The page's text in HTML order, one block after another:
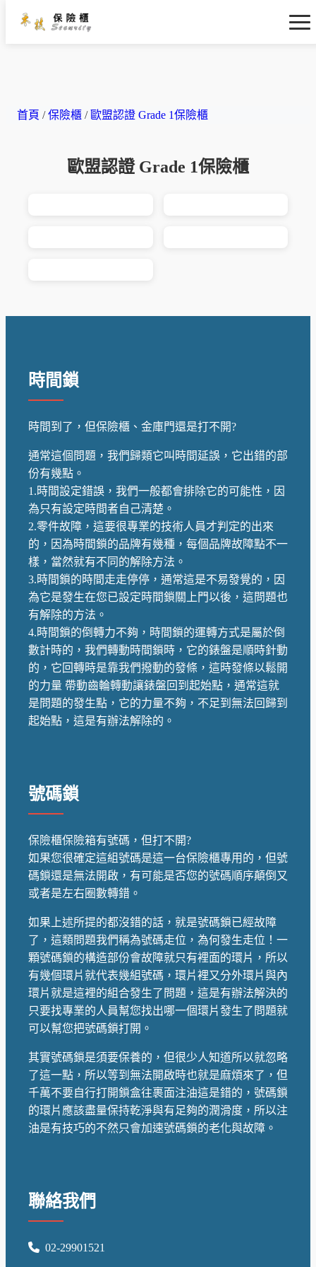
首頁 /保險櫃 / 歐盟認證 Grade 1保險櫃
歐盟認證 Grade 1保險櫃
PROMET 防火防盜保
PROMET 防火防盜保
時間鎖
時間到了，但保險櫃、金庫門還是打不開?
通常這個問題，我們歸類它叫時間延誤，它出錯的部
份有幾點。
1.時間設定錯誤，我們一般都會排除它的可能性，因
為只有設定時間者自己清楚。
2.零件故障，這要很專業的技術人員才判定的出來
的，因為時間鎖的品牌有幾種，每個品牌故障點不一
樣，當然就有不同的解除方法。
3.時間鎖的時間走走停停，通常這是不易發覺的，因
為它是發生在您已設定時間鎖關上門以後，這問題也
有解除的方法。
4.時間鎖的倒轉力不夠，時間鎖的運轉方式是屬於倒
數計時的，我們轉動時間鎖時，它的錶盤是順時針動
的，它回轉時是靠我們撥動的發條，這時發條以鬆開
的力量 帶動齒輪轉動讓錶盤回到起始點，通常這就
是問題的發生點，它的力量不夠，不足到無法回歸到
起始點，這是有辦法解除的。
號碼鎖
保險櫃保險箱有號碼，但打不開?
如果您很確定這組號碼是這一台保險櫃專用的，但號
碼鎖還是無法開啟，有可能是否您的號碼順序顛倒又
或者是左右圈數轉錯。
如果上述所提的都沒錯的話，就是號碼鎖已經故障
了，這類問題我們稱為號碼走位，為何發生走位！一
顆號碼鎖的構造部份會故障就只有裡面的環片，所以
有幾個環片就代表幾組號碼，環片裡又分外環片與內
環片就是這裡的組合發生了問題，這是有辦法解決的
只要找專業的人員幫您找出哪一個環片發生了問題就
可以幫您把號碼鎖打開。
其實號碼鎖是須要保養的，但很少人知道所以就忽略
了這一點，所以等到無法開啟時也就是麻煩來了，但
千萬不要自行打開鎖盒往裹面注油這是錯的，號碼鎖
的環片應該盡量保持乾淨與有足夠的潤滑度，所以注
油是有技巧的不然只會加速號碼鎖的老化與故障。
聯絡我們
02-29901521